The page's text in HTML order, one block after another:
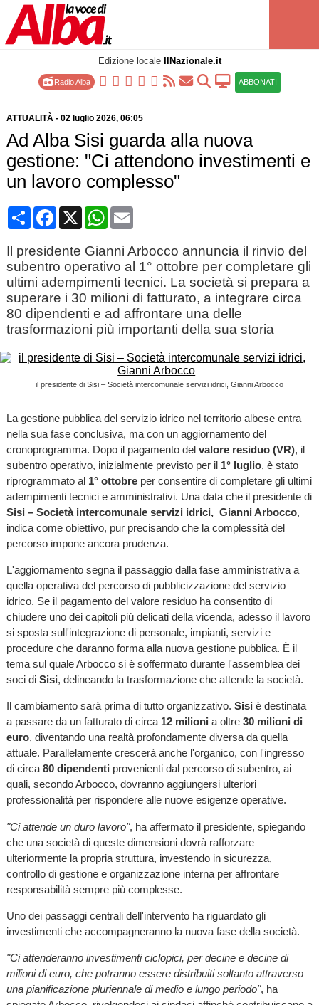
Edizione locale IlNazionale.it
Radio Alba ABBONATI
ATTUALITÀ- 02 luglio 2026, 06:05
Ad Alba Sisi guarda alla nuova
gestione: "Ci attendono investimenti e
un lavoro complesso"
CondividiFacebook
X WhatsApp
Email
Il presidente Gianni Arbocco annuncia il rinvio del
subentro operativo al 1° ottobre per completare gli
ultimi adempimenti tecnici. La società si prepara a
superare i 30 milioni di fatturato, a integrare circa
80 dipendenti e ad affrontare una delle
trasformazioni più importanti della sua storia
il presidente di Sisi – Società intercomunale servizi idrici, Gianni Arbocco
La gestione pubblica del servizio idrico nel territorio albese entra
nella sua fase conclusiva, ma con un aggiornamento del
cronoprogramma. Dopo il pagamento del valore residuo (VR), il
subentro operativo, inizialmente previsto per il 1° luglio, è stato
riprogrammato al 1° ottobreper consentire di completare gli ultimi
adempimenti tecnici e amministrativi. Una data che il presidente di
Sisi – Società intercomunale servizi idrici, Gianni Arbocco,
indica come obiettivo, pur precisando che la complessità del
percorso impone ancora prudenza.
L'aggiornamento segna il passaggio dalla fase amministrativa a
quella operativa del percorso di pubblicizzazione del servizio
idrico. Se il pagamento del valore residuo ha consentito di
chiudere uno dei capitoli più delicati della vicenda, adesso il lavoro
si sposta sull'integrazione di personale, impianti, servizi e
procedure che daranno forma alla nuova gestione pubblica. È il
tema sul quale Arbocco si è soffermato durante l'assemblea dei
soci di Sisi, delineando la trasformazione che attende la società.
Il cambiamento sarà prima di tutto organizzativo. Sisi è destinata
a passare da un fatturato di circa 12 milioni a oltre 30 milioni di
euro, diventando una realtà profondamente diversa da quella
attuale. Parallelamente crescerà anche l'organico, con l'ingresso
di circa 80 dipendenti provenienti dal percorso di subentro, ai
quali, secondo Arbocco, dovranno aggiungersi ulteriori
professionalità per rispondere alle nuove esigenze operative.
"Ci attende un duro lavoro", ha affermato il presidente, spiegando
che una società di queste dimensioni dovrà rafforzare
ulteriormente la propria struttura, investendo in sicurezza,
controllo di gestione e organizzazione interna per affrontare
responsabilità sempre più complesse.
Uno dei passaggi centrali dell'intervento ha riguardato gli
investimenti che accompagneranno la nuova fase della società.
"Ci attenderanno investimenti ciclopici, per decine e decine di
milioni di euro, che potranno essere distribuiti soltanto attraverso
una pianificazione pluriennale di medio e lungo periodo", ha